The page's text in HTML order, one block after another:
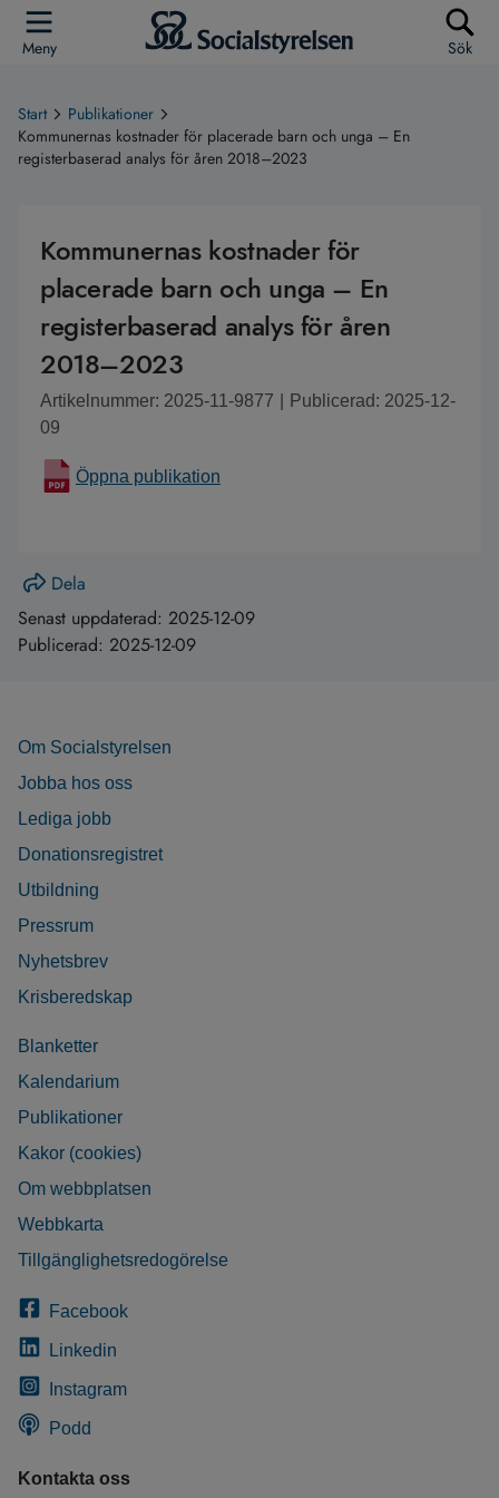
Meny Sök
Start
Publikationer
Kommunernas kostnader för placerade barn och unga – En
registerbaserad analys för åren 2018–2023
Kommunernas kostnader för
placerade barn och unga – En
registerbaserad analys för åren
2018–2023
Artikelnummer: 2025-11-9877
Publicerad: 2025-12-
09
Öppna publikation
Dela
Senast uppdaterad: 2025-12-09
Publicerad: 2025-12-09
Om Socialstyrelsen
Jobba hos oss
Lediga jobb
Donationsregistret
Utbildning
Pressrum
Nyhetsbrev
Krisberedskap
Blanketter
Kalendarium
Publikationer
Kakor (cookies)
Om webbplatsen
Webbkarta
Tillgänglighetsredogörelse
Facebook
Linkedin
Instagram
Podd
Kontakta oss